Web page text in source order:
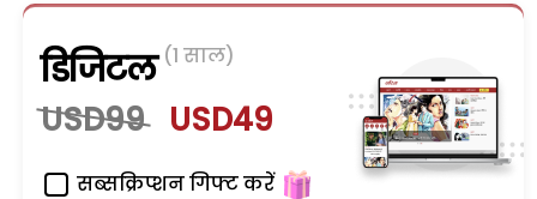
डिजिटल (1 साल)
USD99 USD49
सब्सक्रिप्शन गिफ्ट करें